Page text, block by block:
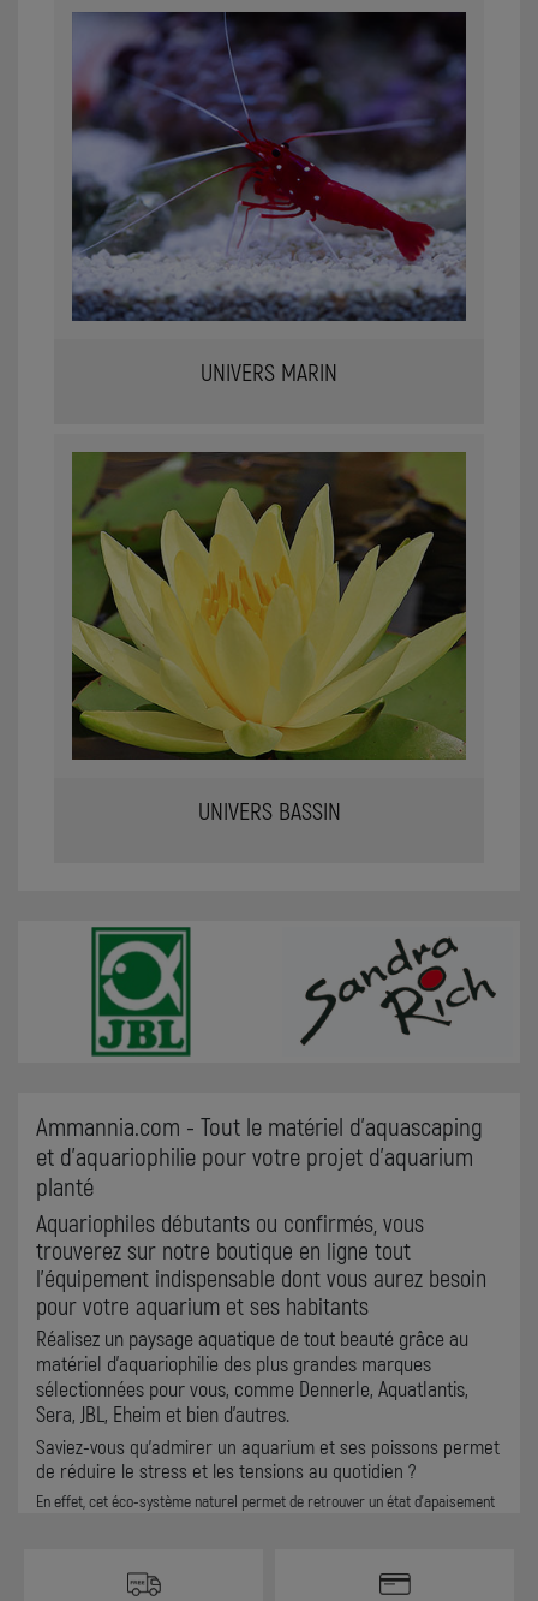
Ammannia.com - Tout le matériel d'aquascaping
et d'aquariophilie pour votre projet d'aquarium
planté
Aquariophiles débutants ou confirmés, vous
trouverez sur notre boutique en ligne tout
l'équipement indispensable dont vous aurez besoin
pour votre aquarium et ses habitants
Réalisez un paysage aquatique de tout beauté grâce au
matériel d'aquariophilie des plus grandes marques
sélectionnées pour vous, comme Dennerle, Aquatlantis,
Sera, JBL, Eheim et bien d'autres.
Saviez-vous qu'admirer un aquarium et ses poissons permet
de réduire le stress et les tensions au quotidien ?
En effet, cet éco-système naturel permet de retrouver un état d'apaisement
pièce principale permet de diffuser une atmosphère de sérénité à tous ses
UNIVERS MARIN
UNIVERS BASSIN